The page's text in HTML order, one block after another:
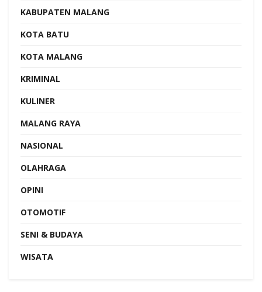
KABUPATEN MALANG
KOTA BATU
KOTA MALANG
KRIMINAL
KULINER
MALANG RAYA
NASIONAL
OLAHRAGA
OPINI
OTOMOTIF
SENI & BUDAYA
WISATA